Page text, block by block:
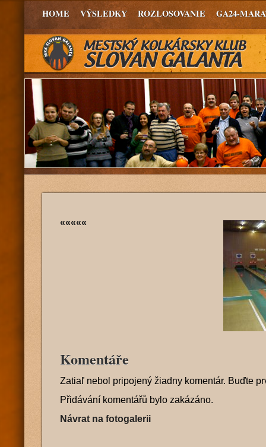
HOME VÝSLEDKY ROZLOSOVANIE GA24-
«««««
Komentáře
Zatiaľ nebol pripojený žiadny komentár. Buďte
Přidávání komentářů bylo zakázáno.
Návrat na fotogalerii